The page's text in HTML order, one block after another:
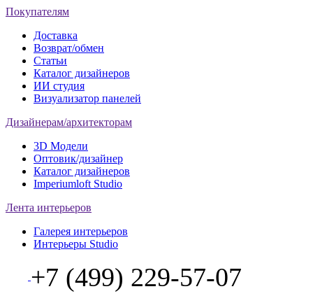
Покупателям
Доставка
Возврат/обмен
Статьи
Каталог дизайнеров
ИИ студия
Визуализатор панелей
Дизайнерам/архитекторам
3D Модели
Оптовик/дизайнер
Каталог дизайнеров
Imperiumloft Studio
Лента интерьеров
Галерея интерьеров
Интерьеры Studio
+7 (499) 229-57-07